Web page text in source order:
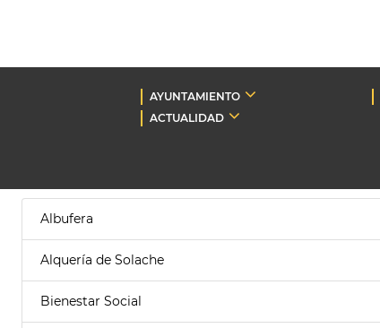
AYUNTAMIENTO
ACTUALIDAD
Albufera
Alquería de Solache
Bienestar Social